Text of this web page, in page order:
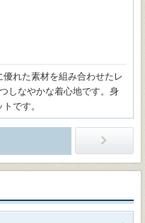
れた素材を組み合わせたレ
しなやかな着心地です。身
です。